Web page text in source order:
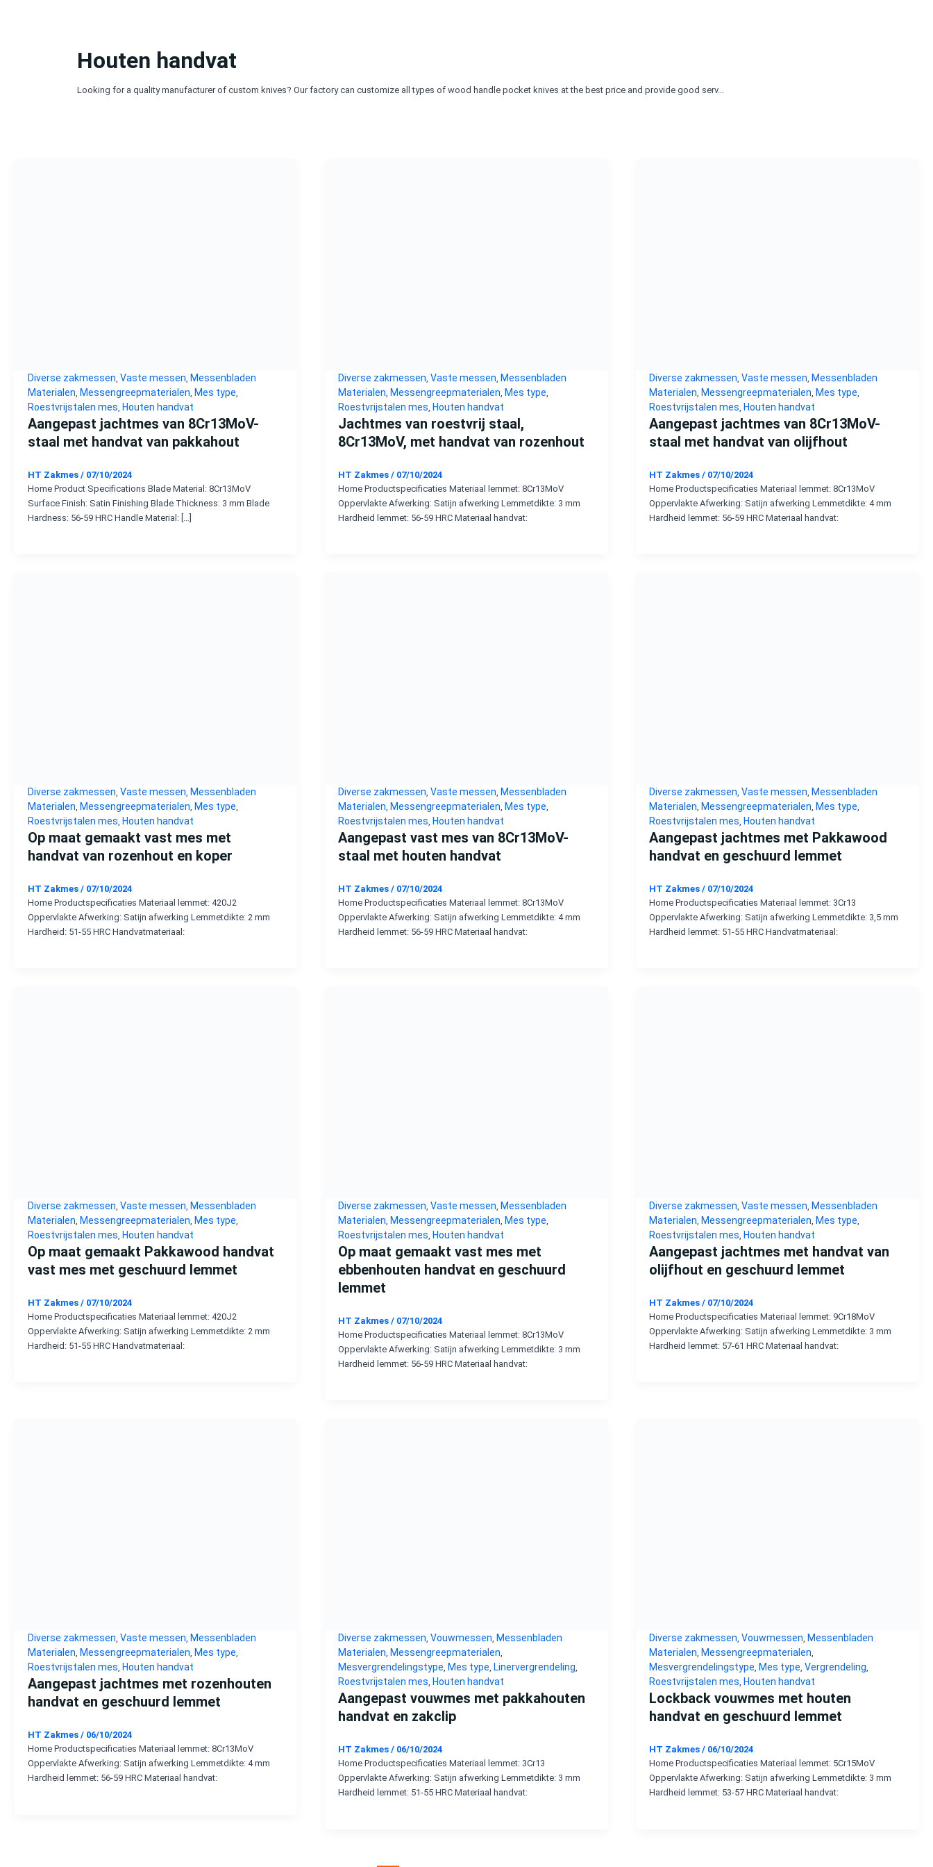
Houten handvat
Looking for a quality manufacturer of custom knives? Our factory can customize all types of wood handle pocket knives at the best price and provide good serv…
Diverse zakmessen Vaste messen Messenbladen
Materialen Messengreepmaterialen Mes type
Roestvrijstalen mes Houten handvat
Aangepast jachtmes van 8Cr13MoV-
staal met handvat van pakkahout
HT Zakmes / 07/10/2024
Home Product Specifications Blade Material: 8Cr13MoV
Surface Finish: Satin Finishing Blade Thickness: 3 mm Blade
Hardness: 56-59 HRC Handle Material: […]
Diverse zakmessen ,Vaste messen Messenbladen
Materialen Messengreepmaterialen Mes type
Roestvrijstalen mes Houten handvat
Jachtmes van roestvrij staal,
8Cr13MoV, met handvat van rozenhout
HT Zakmes/ 07/10/2024
Home Productspecificaties Materiaal lemmet: 8Cr13MoV
Oppervlakte Afwerking: Satijn afwerking Lemmetdikte: 3 mm
Hardheid lemmet: 56-59 HRC Materiaal handvat:
Diverse zakmessen ,Vaste messen Messenbladen
Materialen Messengreepmaterialen Mes type
Roestvrijstalen mes Houten handvat
Aangepast jachtmes van 8Cr13MoV-
staal met handvat van olijfhout
HT Zakmes/ 07/10/2024
Home Productspecificaties Materiaal lemmet: 8Cr13MoV
Oppervlakte Afwerking: Satijn afwerking Lemmetdikte: 4 mm
Hardheid lemmet: 56-59 HRC Materiaal handvat:
Diverse zakmessen Vaste messen Messenbladen
Materialen Messengreepmaterialen Mes type
Roestvrijstalen mes Houten handvat
Op maat gemaakt vast mes met
handvat van rozenhout en koper
HT Zakmes / 07/10/2024
Home Productspecificaties Materiaal lemmet: 420J2
Oppervlakte Afwerking: Satijn afwerking Lemmetdikte: 2 mm
Hardheid: 51-55 HRC Handvatmateriaal:
Diverse zakmessen ,Vaste messen Messenbladen
Materialen Messengreepmaterialen Mes type
Roestvrijstalen mes Houten handvat
Aangepast vast mes van 8Cr13MoV-
staal met houten handvat
HT Zakmes/ 07/10/2024
Home Productspecificaties Materiaal lemmet: 8Cr13MoV
Oppervlakte Afwerking: Satijn afwerking Lemmetdikte: 4 mm
Hardheid lemmet: 56-59 HRC Materiaal handvat:
Diverse zakmessen ,Vaste messen Messenbladen
Materialen Messengreepmaterialen Mes type
Roestvrijstalen mes Houten handvat
Aangepast jachtmes met Pakkawood
handvat en geschuurd lemmet
HT Zakmes/ 07/10/2024
Home Productspecificaties Materiaal lemmet: 3Cr13
Oppervlakte Afwerking: Satijn afwerking Lemmetdikte: 3,5 mm
Hardheid lemmet: 51-55 HRC Handvatmateriaal:
Diverse zakmessen, Vaste messen, Messenbladen
Materialen, Messengreepmaterialen, Mes type,
Roestvrijstalen mes, Houten handvat
Op maat gemaakt Pakkawood handvat
vast mes met geschuurd lemmet
HT Zakmes / 07/10/2024
Home Productspecificaties Materiaal lemmet: 420J2
Oppervlakte Afwerking: Satijn afwerking Lemmetdikte: 2 mm
Hardheid: 51-55 HRC Handvatmateriaal:
Diverse zakmessen,Vaste messen, Messenbladen
Materialen, Messengreepmaterialen, Mes type,
Roestvrijstalen mes, Houten handvat
Op maat gemaakt vast mes met
ebbenhouten handvat en geschuurd
lemmet
HT Zakmes/ 07/10/2024
Home Productspecificaties Materiaal lemmet: 8Cr13MoV
Oppervlakte Afwerking: Satijn afwerking Lemmetdikte: 3 mm
Hardheid lemmet: 56-59 HRC Materiaal handvat:
Diverse zakmessen,Vaste messen, Messenbladen
Materialen, Messengreepmaterialen, Mes type,
Roestvrijstalen mes, Houten handvat
Aangepast jachtmes met handvat van
olijfhout en geschuurd lemmet
HT Zakmes/ 07/10/2024
Home Productspecificaties Materiaal lemmet: 9Cr18MoV
Oppervlakte Afwerking: Satijn afwerking Lemmetdikte: 3 mm
Hardheid lemmet: 57-61 HRC Materiaal handvat:
Diverse zakmessen, Vaste messen, Messenbladen
Materialen, Messengreepmaterialen, Mes type,
Roestvrijstalen mes, Houten handvat
Aangepast jachtmes met rozenhouten
handvat en geschuurd lemmet
HT Zakmes / 06/10/2024
Home Productspecificaties Materiaal lemmet: 8Cr13MoV
Oppervlakte Afwerking: Satijn afwerking Lemmetdikte: 4 mm
Hardheid lemmet: 56-59 HRC Materiaal handvat:
Diverse zakmessen,Vouwmessen, Messenbladen
Materialen, Messengreepmaterialen,
Mesvergrendelingstype, Mes type, Linervergrendeling,
Roestvrijstalen mes, Houten handvat
Aangepast vouwmes met pakkahouten
handvat en zakclip
HT Zakmes/ 06/10/2024
Home Productspecificaties Materiaal lemmet: 3Cr13
Oppervlakte Afwerking: Satijn afwerking Lemmetdikte: 3 mm
Hardheid lemmet: 51-55 HRC Materiaal handvat:
Diverse zakmessen,Vouwmessen, Messenbladen
Materialen, Messengreepmaterialen,
Mesvergrendelingstype, Mes type,Vergrendeling,
Roestvrijstalen mes, Houten handvat
Lockback vouwmes met houten
handvat en geschuurd lemmet
HT Zakmes/ 06/10/2024
Home Productspecificaties Materiaal lemmet: 5Cr15MoV
Oppervlakte Afwerking: Satijn afwerking Lemmetdikte: 3 mm
Hardheid lemmet: 53-57 HRC Materiaal handvat: